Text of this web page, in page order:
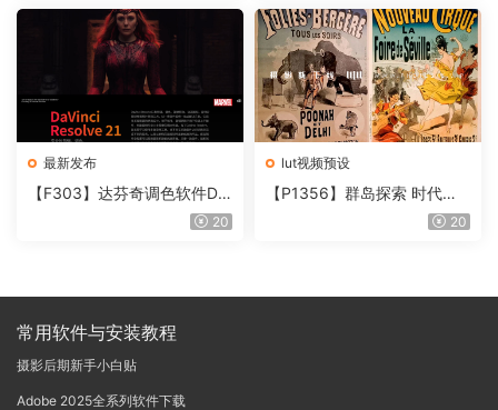
T V4.0
最新发布
【F303】达芬奇调色软件Da
Vinci Resolve Studio21.0.320
lut视频预设
【P1356】群岛探索 时代马
戏团 – QUEST 60 调色预设A
20
常用软件与安装教程
摄影后期新手小白贴
Adobe 2025全系列软件下载